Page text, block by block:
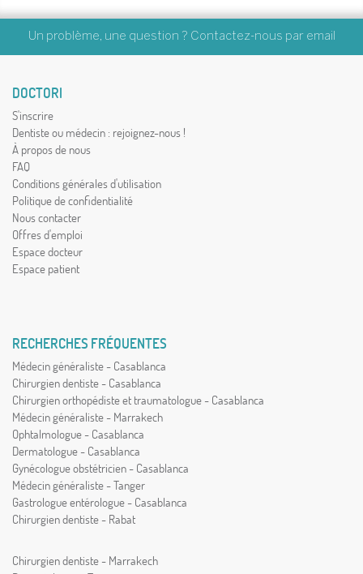
Un problème, une question ? Contactez-nous par email
DOCTORI
S'inscrire
Dentiste ou médecin : rejoignez-nous !
À propos de nous
FAQ
Conditions générales d'utilisation
Politique de confidentialité
Nous contacter
Offres d'emploi
Espace docteur
Espace patient
RECHERCHES FRÉQUENTES
Médecin généraliste - Casablanca
Chirurgien dentiste - Casablanca
Chirurgien orthopédiste et traumatologue - Casablanca
Médecin généraliste - Marrakech
Ophtalmologue - Casablanca
Dermatologue - Casablanca
Gynécologue obstétricien - Casablanca
Médecin généraliste - Tanger
Gastrologue entérologue - Casablanca
Chirurgien dentiste - Rabat
Chirurgien dentiste - Marrakech